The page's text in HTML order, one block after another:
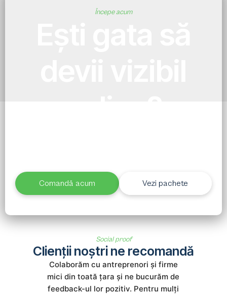
Începe acum
Comandă acum Vezi pachete
Social proof
Clienții noștri ne recomandă
Colaborăm cu antreprenori și firme
mici din toată țara și ne bucurăm de
feedback-ul lor pozitiv. Pentru mulți